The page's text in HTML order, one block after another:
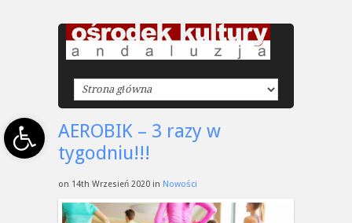
Open toolbarAEROBIK – 3 razy w
tygodniu!!!
on 14th Wrzesień 2020 in Nowości